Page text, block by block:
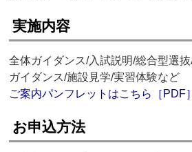
実施内容
全体ガイダンス/入試説明/総合型選
ガイダンス/施設見学/実習体験など
ご案内パンフレットはこちら［PDF］
お申込方法